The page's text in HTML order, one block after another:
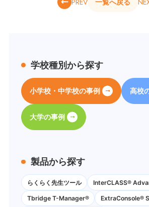
PREV 一覧へ戻る
学校種別から探す
小学校・中学校の事例 高校
大学の事例
製品から探す
らくらく先生ツール InterCLASS®
Tbridge T-Manager® ExtraConsole®